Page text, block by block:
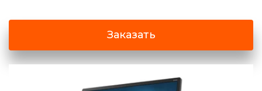
Заказать